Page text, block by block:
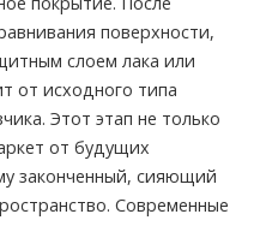
поверхности,
слоем лака или
от исходного типа
Этот этап не только
от будущих
законченный, сияющий
Современные